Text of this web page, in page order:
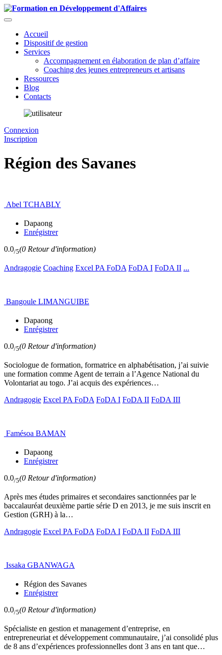
Accueil
Dispositif de gestion
Services
Accompagnement en élaboration de plan d’affaire
Coaching des jeunes entrepreneurs et artisans
Ressources
Blog
Contacts
Connexion
Inscription
Région des Savanes
Abel TCHABLY
Dapaong
Enrégistrer
0.0/5(0 Retour d'information)
Andragogie Coaching Excel PA FoDA FoDA I FoDA II ...
Bangoule LIMANGUIBE
Dapaong
Enrégistrer
0.0/5(0 Retour d'information)
Sociologue de formation, formatrice en alphabétisation, j’ai suivie
une formation comme Agent de terrain a l’Agence National du
Volontariat au togo. J’ai acquis des expériences…
Andragogie Excel PA FoDA FoDA I FoDA II FoDA III
Famésoa BAMAN
Dapaong
Enrégistrer
0.0/5(0 Retour d'information)
Après mes études primaires et secondaires sanctionnées par le
baccalauréat deuxième partie série D en 2013, je me suis inscrit en
Gestion (GRH) à la…
Andragogie Excel PA FoDA FoDA I FoDA II FoDA III
Issaka GBANWAGA
Région des Savanes
Enrégistrer
0.0/5(0 Retour d'information)
Spécialiste en gestion et management d’entreprise, en
entrepreneuriat et développement communautaire, j’ai consolidé plus
de 8 ans d’expériences professionnelles dont 3 ans en tant que…